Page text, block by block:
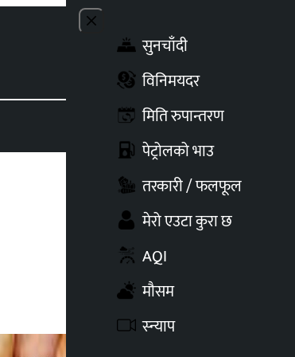
Close menu
सुनचाँदी
विनिमयदर
मिति रुपान्तरण
पेट्रोलको भाउ
तरकारी / फलफूल
मेरो एउटा कुरा छ
AQI
मौसम
स्न्याप